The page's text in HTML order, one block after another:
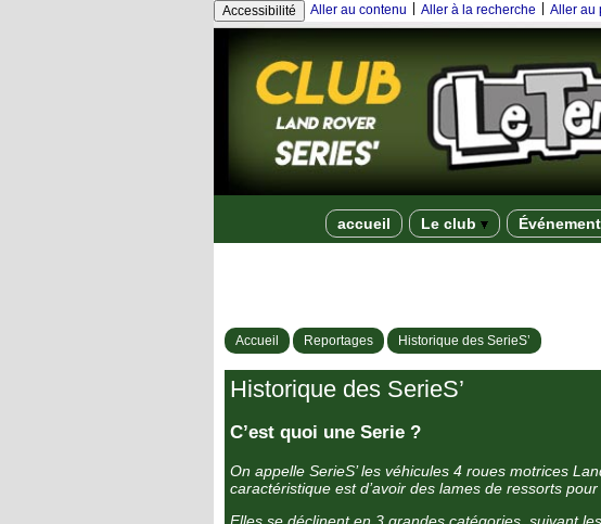
Accessibilité Aller au contenu Aller à la recherche Aller au
accueil Le club
Accueil Reportages Historique des SerieS’
Historique des SerieS’
C’est quoi une Serie ?
On appelle SerieS’ les véhicules 4 roues motrices
caractéristique est d’avoir des lames de ressorts pour